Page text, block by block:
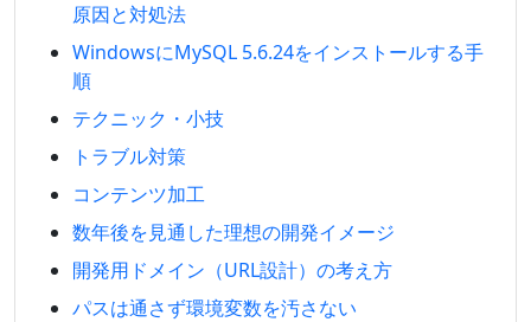
原因と対処法
WindowsにMySQL 5.6.24をインストールする手
順
テクニック・小技
トラブル対策
コンテンツ加工
数年後を見通した理想の開発イメージ
開発用ドメイン（URL設計）の考え方
パスは通さず環境変数を汚さない